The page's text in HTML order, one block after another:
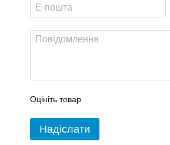
Оцініть товар
Надіслати